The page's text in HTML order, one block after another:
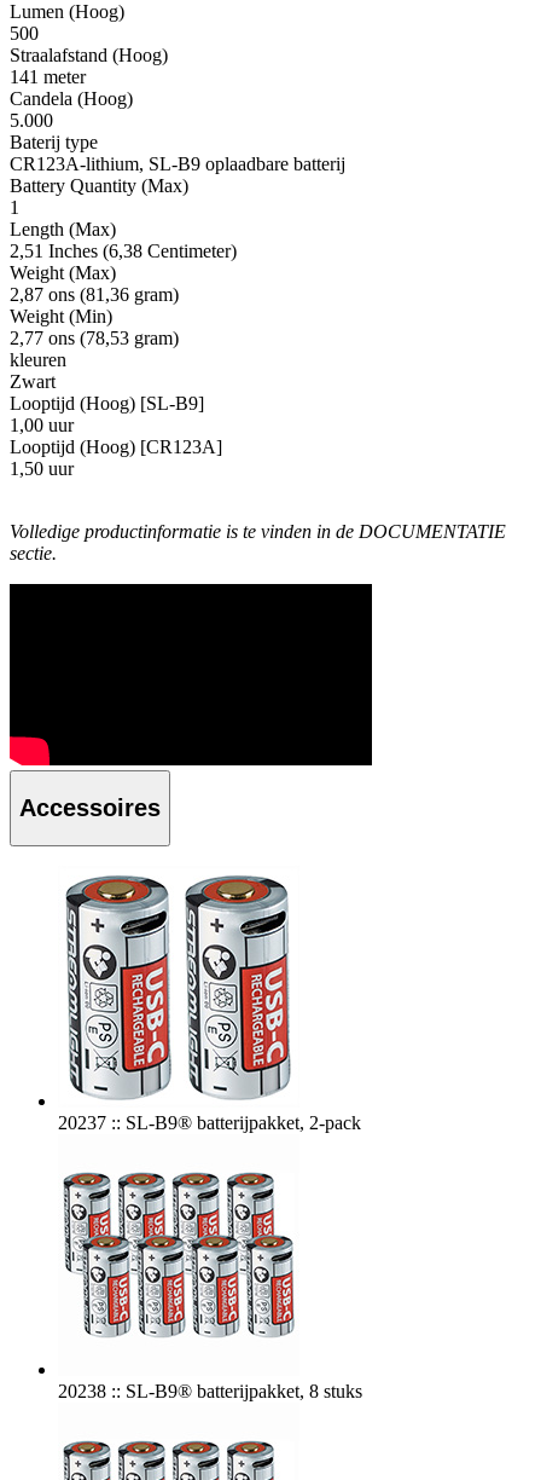
Lumen (Hoog)
500
Straalafstand (Hoog)
141 meter
Candela (Hoog)
5.000
Baterij type
CR123A-lithium, SL-B9 oplaadbare batterij
Battery Quantity (Max)
1
Length (Max)
2,51 Inches (6,38 Centimeter)
Weight (Max)
2,87 ons (81,36 gram)
Weight (Min)
2,77 ons (78,53 gram)
kleuren
Zwart
Looptijd (Hoog) [SL-B9]
1,00 uur
Looptijd (Hoog) [CR123A]
1,50 uur
Volledige productinformatie is te vinden in de DOCUMENTATIE
sectie.
Accessoires
20237 :: SL-B9® batterijpakket, 2-pack
20238 :: SL-B9® batterijpakket, 8 stuks